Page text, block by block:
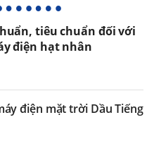
tiêu chuẩn đối với
điện hạt nhân
điện mặt trời Dầu Tiếng